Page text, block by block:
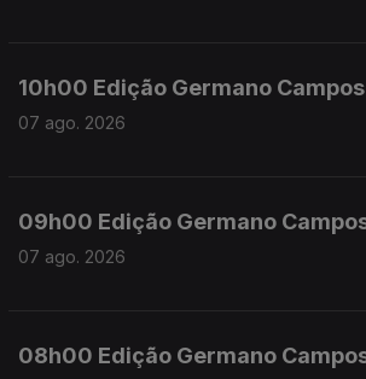
10h00 Edição Germano Campos
07 ago. 2026
09h00 Edição Germano
07 ago. 2026
08h00 Edição Germano